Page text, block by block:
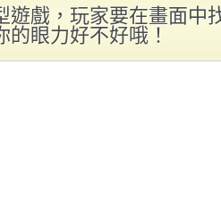
遊戲，玩家要在畫面中
的眼力好不好哦！